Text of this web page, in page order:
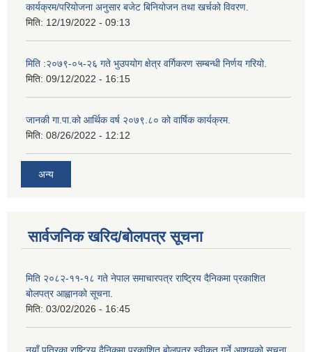
कार्यक्रम/परियोजना अनुसार बजेट बिनियोजन तथा खर्चको विवरण.
मिति: 12/19/2022 - 09:13
मिति :२०७९-०५-२६ गते भुउपयोग क्षेत्र वर्गिकरण सम्बन्धी निर्णय गरियो.
मिति: 09/12/2022 - 16:15
जानकी गा.पा.को आर्थिक वर्ष २०७९.८० को वार्षिक कार्यक्रम.
मिति: 08/26/2022 - 12:12
अन्य
सार्वजनिक खरिद/बोलपत्र सूचना
मिति २०८२-११-१८ गते नेपाल समाचारपत्र राष्ट्रिय दैनिकमा प्रकाशित
बोलपत्र आह्वानको सूचना.
मिति: 03/02/2026 - 16:45